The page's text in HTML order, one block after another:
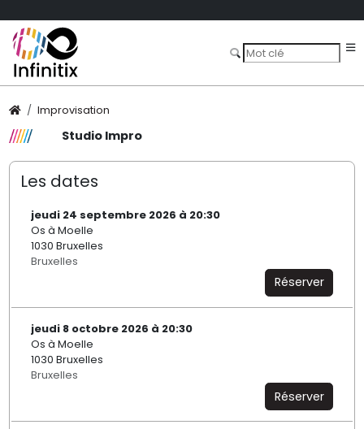
Improvisation
Studio Impro
Les dates
jeudi 24 septembre 2026 à 20:30
Os à Moelle
1030 Bruxelles
Bruxelles
Réserver
jeudi 8 octobre 2026 à 20:30
Os à Moelle
1030 Bruxelles
Bruxelles
Réserver